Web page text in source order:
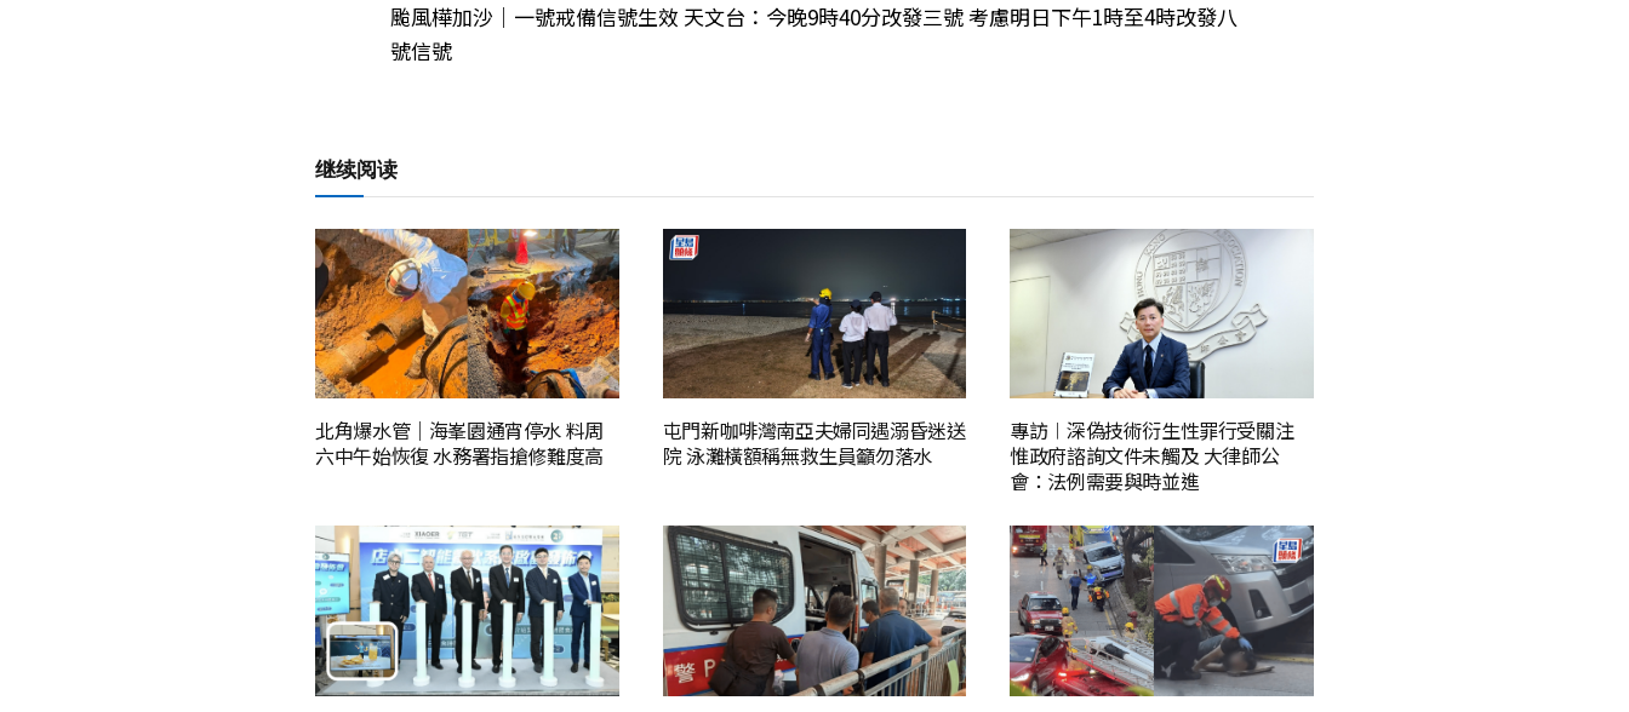
颱風樺加沙｜一號戒備信號生效 天文台：今晚9時40分改發三號 考慮明日下午1時至4時改發八
號信號
继续阅读
北角爆水管｜海峯園通宵停水 料周
六中午始恢復 水務署指搶修難度高
屯門新咖啡灣南亞夫婦同遇溺昏迷送
院 泳灘橫額稱無救生員籲勿落水
專訪︱深偽技術衍生性罪行受關注
惟政府諮詢文件未觸及 大律師公
會：法例需要與時並進